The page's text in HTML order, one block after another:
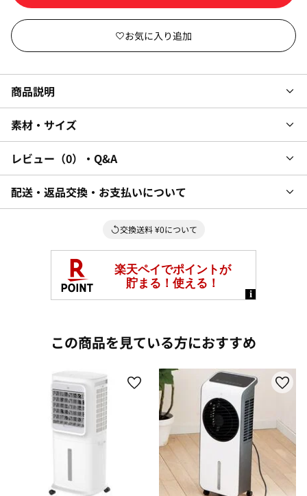
商品説明
素材・サイズ
レビュー 0 ・Q&A
配送・返品交換・お支払いについて
交換送料 ¥0について
この商品を見ている方におすすめ